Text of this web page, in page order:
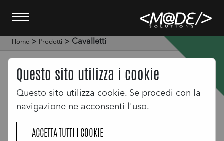
Home > Prodotti > Cavalletti
Cavalletti
Carrelli ad A
Questo sito utilizza i cookie
Questo sito utilizza cookie. Se procedi con la
navigazione ne acconsenti l'uso.
ACCETTA TUTTI I COOKIE